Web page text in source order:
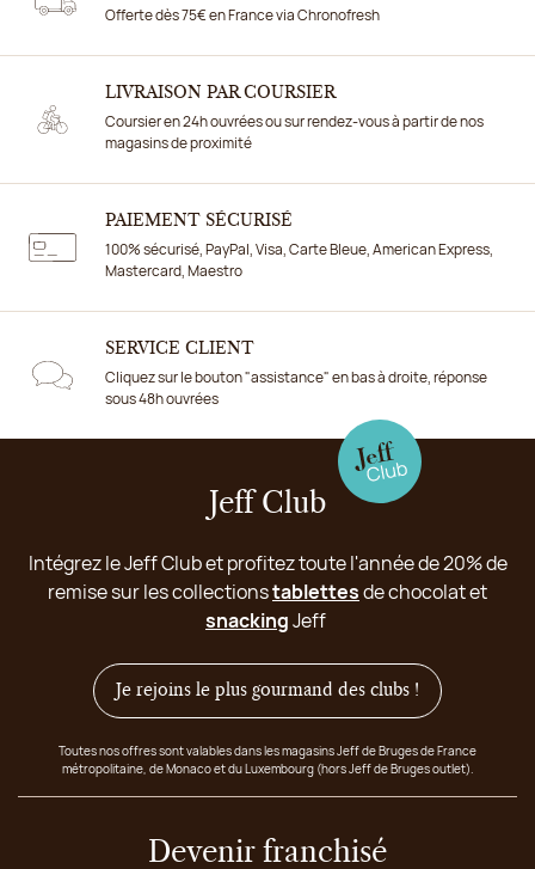
Offerte dès 75€ en France via Chronofresh
LIVRAISON PAR COURSIER
Coursier en 24h ouvrées ou sur rendez-vous à partir de nos
magasins de proximité
PAIEMENT SÉCURISÉ
100% sécurisé, PayPal, Visa, Carte Bleue, American Express,
Mastercard, Maestro
SERVICE CLIENT
Cliquez sur le bouton "assistance" en bas à droite, réponse
sous 48h ouvrées
Jeff Club
Intégrez le Jeff Club et profitez toute l'année de 20% de
remise sur les collectionstablettesde chocolat et
snackingJeff
Je rejoins le plus gourmand des clubs !
Toutes nos offres sont valables dans les magasins Jeff de Bruges de France
métropolitaine, de Monaco et du Luxembourg (hors Jeff de Bruges outlet).
Devenir franchisé